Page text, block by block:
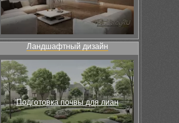
Ландшафтный дизайн
Подготовка почвы для лиан